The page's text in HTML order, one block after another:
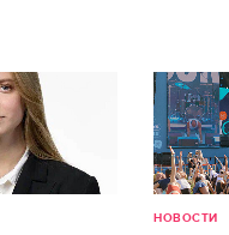
НОВОСТИ